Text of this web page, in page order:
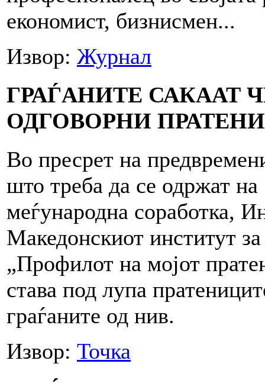
економист, бизнисмен...
Извор: Журнал
ГРАЃАНИТЕ САКААТ
ОДГОВОРНИ
Во пресрет на
што треба да се одржат
меѓународна соработка,
Македонскиот институт
„Профилот на мојот
става под лупа
граѓаните од нив.
Извор: Точка